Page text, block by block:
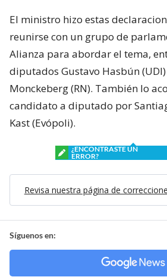
El ministro hizo estas
reunirse con un grupo de
Alianza para abordar el tema,
diputados Gustavo Hasbún
Monckeberg (RN). También lo
candidato a diputado por
Kast (Evópoli).
¿ENCONTRASTE UN
ERROR?
Revisa nuestra página de
Síguenos en: